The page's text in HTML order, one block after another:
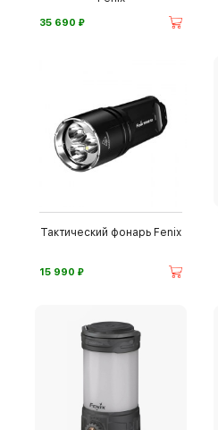
35 690 ⃏
Тактический фонарь Fenix
15 990 ⃏